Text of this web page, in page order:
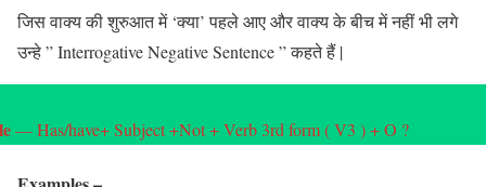
जिस वाक्य की शुरुआत में ‘क्या’ पहले आए और वाक्य के बीच में नहीं भी लगे
उन्हे ” Interrogative Negative Sentence ” कहते हैं |
— Has/have+ Subject +Not + Verb 3rd form ( V3 ) + O ?